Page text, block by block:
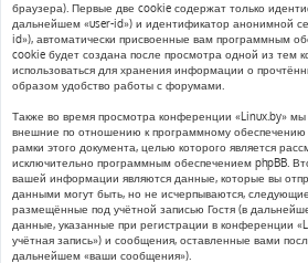
браузера). Первые две cookie содержат только
дальнейшем «user-id») и идентификатор анонимной
id»), автоматически присвоенные вам программным
cookie будет создана после просмотра одной из тем
использоваться для хранения информации о
образом удобство работы с форумами.
Также во время просмотра конференции «Linux.by»
внешние по отношению к программному обеспечению
рамки этого документа, целью которого является
исключительно программным обеспечением phpBB.
вашей информации являются данные, которые вы
данными могут быть, но не исчерпываются,
размещённые под учётной записью Гостя (в
данные, указанные при регистрации в конференции
учётная запись») и сообщения, оставленные вами
дальнейшем «ваши сообщения»).